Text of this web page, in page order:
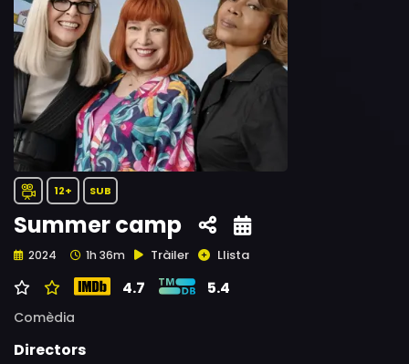
12+ SUB
Summer camp
2024 1h 36m Tràiler Llista
4.7 5.4
Comèdia
Directors